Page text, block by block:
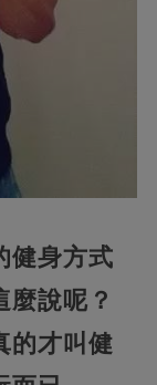
健身方式
麼說呢？
的才叫健